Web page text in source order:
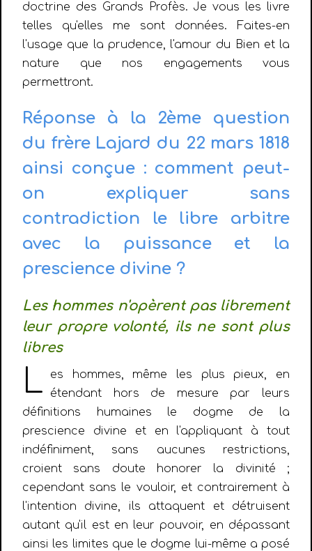
doctrine des Grands Profès. Je vous les livre
telles qu'elles me sont données. Faites-en
l'usage que la prudence, l'amour du Bien et la
nature que nos engagements vous
permettront.
Réponse à la 2ème question
du frère Lajard du 22 mars 1818
ainsi conçue : comment peut-
on expliquer sans
contradiction le libre arbitre
avec la puissance et la
prescience divine ?
Les hommes n'opèrent pas librement
leur propre volonté, ils ne sont plus
libres
L
es hommes, même les plus pieux, en
étendant hors de mesure par leurs
définitions humaines le dogme de la
prescience divine et en l'appliquant à tout
indéfiniment, sans aucunes restrictions,
croient sans doute honorer la divinité ;
cependant sans le vouloir, et contrairement à
l'intention divine, ils attaquent et détruisent
autant qu'il est en leur pouvoir, en dépassant
ainsi les limites que le dogme lui-même a posé